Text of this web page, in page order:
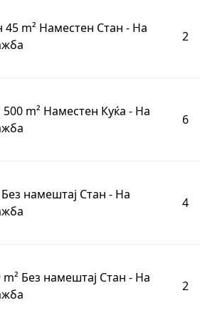
m² Наместен Стан - На
2
m² Наместен Куќа - На
6
намештај Стан - На
4
Без намештај Стан - На
2